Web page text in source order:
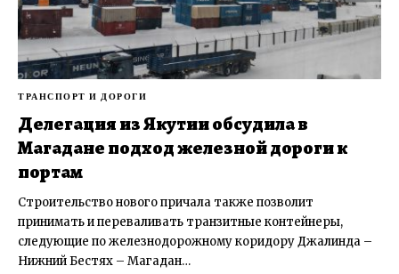
ТРАНСПОРТ И ДОРОГИ
Делегация из Якутии обсудила в
Магадане подход железной дороги к
портам
Строительство нового причала также позволит
принимать и переваливать транзитные контейнеры,
следующие по железнодорожному коридору Джалинда –
Нижний Бестях – Магадан…